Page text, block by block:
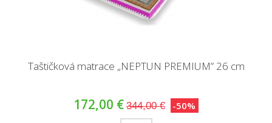
Taštičková matrace „NEPTUN PREMIUM” 26 cm
172,00 € 344,00 € -50%